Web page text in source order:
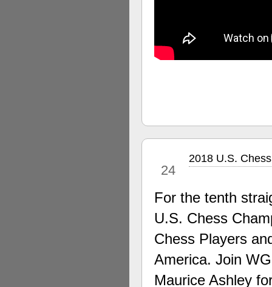
24
2018 U.S.
For the tenth
U.S. Chess
Chess Players
America. Join
Maurice Ashley